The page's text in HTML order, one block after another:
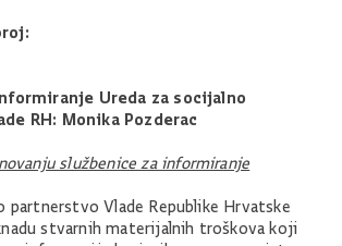
Ureda za socijalno
RH: Monika Pozderac
službenice za informiranje
partnerstvo Vlade Republike Hrvatske
stvarnih materijalnih troškova koji